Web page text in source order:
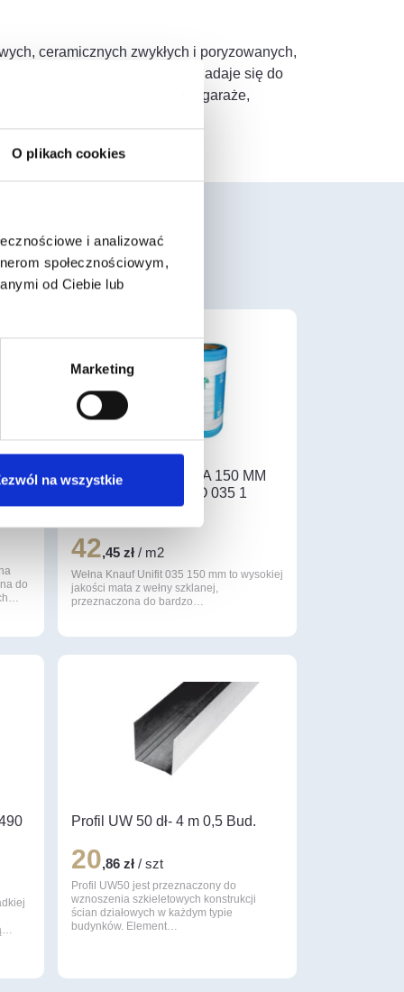
O plikach cookies
i analizować
społecznościowym,
od Ciebie lub
Marketing
na wszystkie
ceramicznych zwykłych i poryzowanych,
oraz przemysłowych. Nadaje się do
łazienki, natryski, pralnie, garaże,
do
WEŁNA MINERALNA 150 MM
KNAUF UNIFIT PRO 035 1
ROLKA/4,08 M2
42,45 zł/ m2
Wełna Knauf Unifit 035 150 mm to wysokiej
jakości mata z wełny szklanej,
przeznaczona do bardzo…
Profil UW 50 dł- 4 m 0,5 Bud.
20,86 zł/ szt
Profil UW50 jest przeznaczony do
wznoszenia szkieletowych konstrukcji
ścian działowych w każdym typie
budynków. Element…